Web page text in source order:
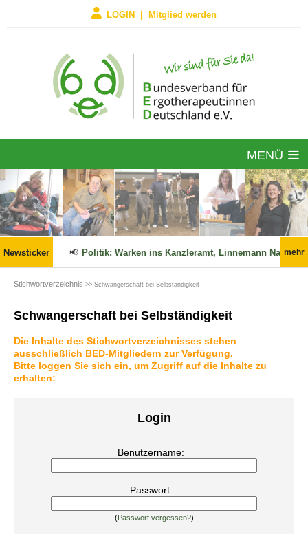
LOGIN | Mitglied werden
MENÜ
Newsticker
in Kraft! 📢 Politik: Warken ins Kanzleramt, Linnemann mehr
Stichwortverzeichnis >> Schwangerschaft bei Selbständigkeit
Schwangerschaft bei Selbständigkeit
Die Inhalte des Stichwortverzeichnisses stehen
ausschließlich BED-Mitgliedern zur Verfügung.
Bitte loggen Sie sich ein, um Zugriff auf die Inhalte zu
erhalten:
Login
Benutzername:
Passwort:
(Passwort vergessen?)